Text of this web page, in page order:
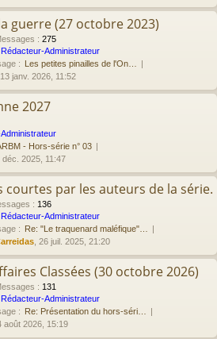
guerre (27 octobre 2023)
: 275
Rédacteur-Administrateur
: Les petites pinailles de l'On…
, 13 janv. 2026, 11:52
2027
- Hors-série n° 03
déc. 2025, 11:47
courtes par les auteurs de la série.
: 136
Rédacteur-Administrateur
: Re: "Le traquenard maléfique"…
, 26 juil. 2025, 21:20
Classées (30 octobre 2026)
: 131
Rédacteur-Administrateur
: Re: Présentation du hors-séri…
août 2026, 15:19